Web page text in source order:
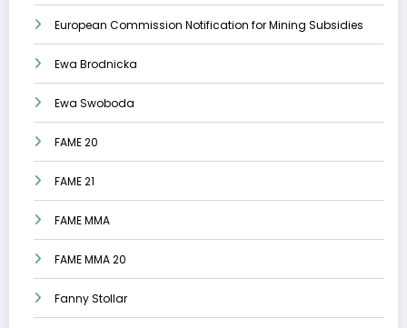
European Commission Notification for Mining Subsidies
Ewa Brodnicka
Ewa Swoboda
FAME 20
FAME 21
FAME MMA
FAME MMA 20
Fanny Stollar